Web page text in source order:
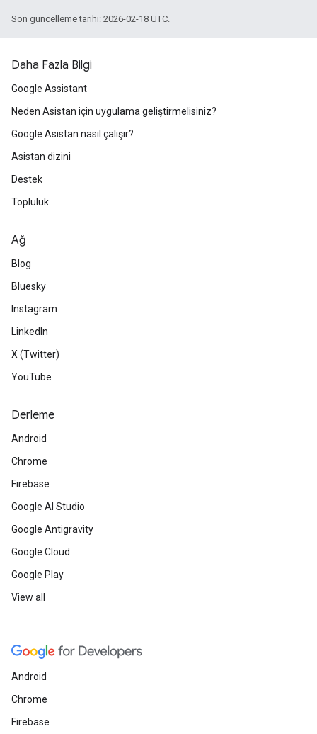
Son güncelleme tarihi: 2026-02-18 UTC.
Daha Fazla Bilgi
Google Assistant
Neden Asistan için uygulama geliştirmelisiniz?
Google Asistan nasıl çalışır?
Asistan dizini
Destek
Topluluk
Ağ
Blog
Bluesky
Instagram
LinkedIn
X (Twitter)
YouTube
Derleme
Android
Chrome
Firebase
Google AI Studio
Google Antigravity
Google Cloud
Google Play
View all
Android
Chrome
Firebase